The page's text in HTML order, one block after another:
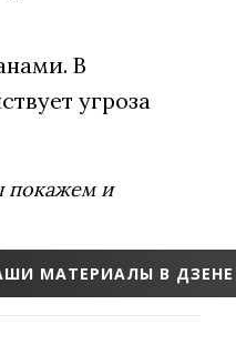
В
угроза
покажем и
МАТЕРИАЛЫ В ДЗЕНЕ